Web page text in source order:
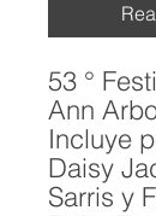
53 °
Ann
Incluye
Daisy
Sarris y